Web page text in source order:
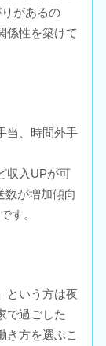
があるの
係性を築けて
当、時間外手
収入UPが可
数が増加傾向
す。
という方は夜
で過ごした
き方を選ぶこ